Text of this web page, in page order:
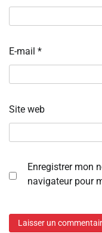
E-mail *
Site web
Enregistrer mon
navigateur pour